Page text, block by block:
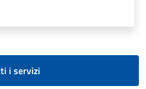
i servizi